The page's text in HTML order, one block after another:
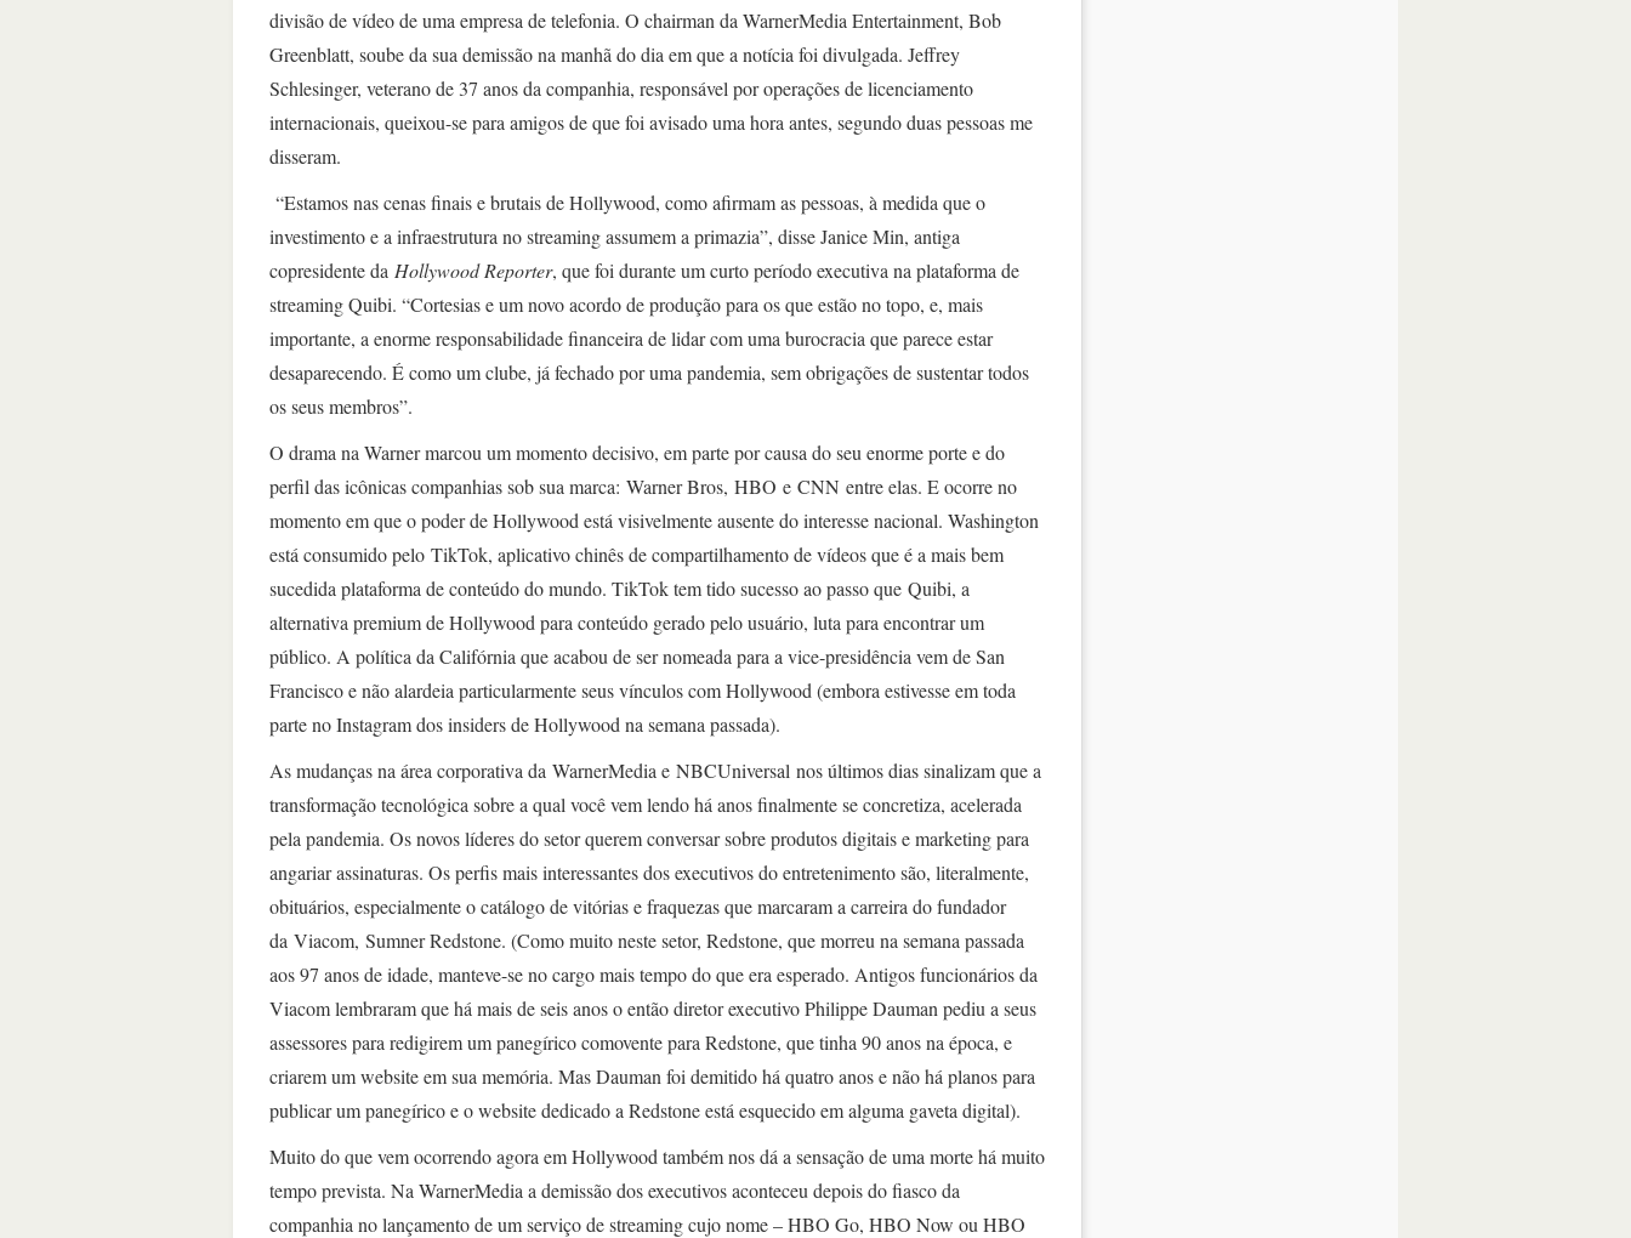
divisão de vídeo de uma empresa de telefonia. O chairman da WarnerMedia Entertainment, Bob
Greenblatt, soube da sua demissão na manhã do dia em que a notícia foi divulgada. Jeffrey
Schlesinger, veterano de 37 anos da companhia, responsável por operações de licenciamento
internacionais, queixou-se para amigos de que foi avisado uma hora antes, segundo duas pessoas me
disseram.
“Estamos nas cenas finais e brutais de Hollywood, como afirmam as pessoas, à medida que o
investimento e a infraestrutura no streaming assumem a primazia”, disse Janice Min, antiga
copresidente da Hollywood Reporter, que foi durante um curto período executiva na plataforma de
streaming Quibi. “Cortesias e um novo acordo de produção para os que estão no topo, e, mais
importante, a enorme responsabilidade financeira de lidar com uma burocracia que parece estar
desaparecendo. É como um clube, já fechado por uma pandemia, sem obrigações de sustentar todos
os seus membros”.
O drama na Warner marcou um momento decisivo, em parte por causa do seu enorme porte e do
perfil das icônicas companhias sob sua marca: Warner Bros, HBO e CNN entre elas. E ocorre no
momento em que o poder de Hollywood está visivelmente ausente do interesse nacional. Washington
está consumido pelo TikTok, aplicativo chinês de compartilhamento de vídeos que é a mais bem
sucedida plataforma de conteúdo do mundo. TikTok tem tido sucesso ao passo que Quibi, a
alternativa premium de Hollywood para conteúdo gerado pelo usuário, luta para encontrar um
público. A política da Califórnia que acabou de ser nomeada para a vice-presidência vem de San
Francisco e não alardeia particularmente seus vínculos com Hollywood (embora estivesse em toda
parte no Instagram dos insiders de Hollywood na semana passada).
As mudanças na área corporativa da WarnerMedia e NBCUniversal nos últimos dias sinalizam que a
transformação tecnológica sobre a qual você vem lendo há anos finalmente se concretiza, acelerada
pela pandemia. Os novos líderes do setor querem conversar sobre produtos digitais e marketing para
angariar assinaturas. Os perfis mais interessantes dos executivos do entretenimento são, literalmente,
obituários, especialmente o catálogo de vitórias e fraquezas que marcaram a carreira do fundador
da Viacom, Sumner Redstone. (Como muito neste setor, Redstone, que morreu na semana passada
aos 97 anos de idade, manteve-se no cargo mais tempo do que era esperado. Antigos funcionários da
Viacom lembraram que há mais de seis anos o então diretor executivo Philippe Dauman pediu a seus
assessores para redigirem um panegírico comovente para Redstone, que tinha 90 anos na época, e
criarem um website em sua memória. Mas Dauman foi demitido há quatro anos e não há planos para
publicar um panegírico e o website dedicado a Redstone está esquecido em alguma gaveta digital).
Muito do que vem ocorrendo agora em Hollywood também nos dá a sensação de uma morte há muito
tempo prevista. Na WarnerMedia a demissão dos executivos aconteceu depois do fiasco da
companhia no lançamento de um serviço de streaming cujo nome – HBO Go, HBO Now ou HBO